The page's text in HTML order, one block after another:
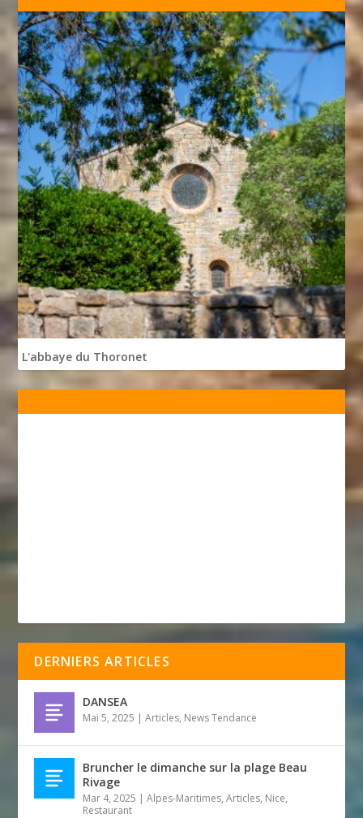
L'abbaye du Thoronet
DERNIERS ARTICLES
DANSEA
Mai 5, 2025 |Articles, News Tendance
Bruncher le dimanche sur la plage Beau
Rivage
Mar 4, 2025 |Alpes-Maritimes,Articles, Nice,
Restaurant